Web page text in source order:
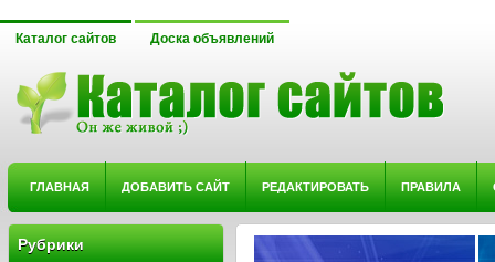
Каталог сайтов Доска объявлений
ГЛАВНАЯ ДОБАВИТЬ САЙТ РЕДАКТИРОВАТЬ ПРАВИЛА
Рубрики